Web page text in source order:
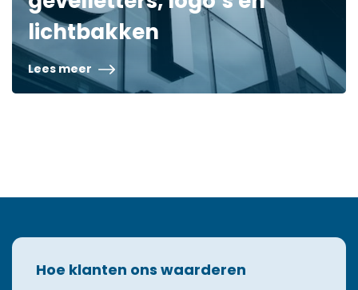
lichtbakken
Lees meer
Hoe klanten ons waarderen